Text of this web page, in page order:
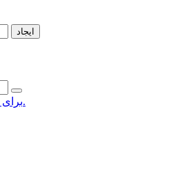
ایجاد
برای محصولات بیشتر کلیک کنید.